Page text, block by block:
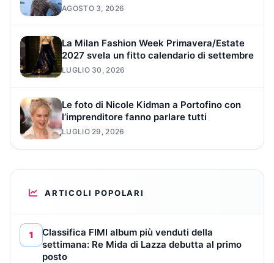
AGOSTO 3, 2026
La Milan Fashion Week Primavera/Estate
2027 svela un fitto calendario di settembre
LUGLIO 30, 2026
Le foto di Nicole Kidman a Portofino con
l’imprenditore fanno parlare tutti
LUGLIO 29, 2026
ARTICOLI POPOLARI
1
Classifica FIMI album più venduti della
settimana: Re Mida di Lazza debutta al primo
posto